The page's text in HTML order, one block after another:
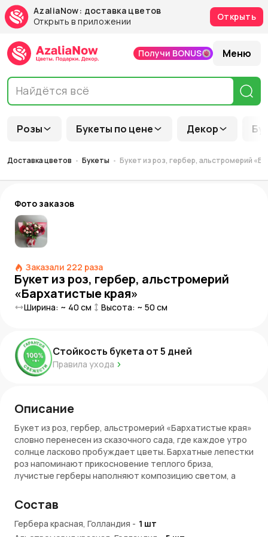
AzaliaNow: доставка цветов
Открыть в приложении
Открыть
Розы Букеты по цене Декор
Получи BONUS Меню
Доставка цветов Букеты Букет из роз, гербер, альстромерий
Фото заказов
Заказали 222 раза
Букет из роз, гербер, альстромерий
«Бархатистые края»
Ширина: ~ 40 см Высота: ~ 50 см
Стойкость букета от5 дней
Правила ухода
Описание
Букет из роз, гербер, альстромерий «Бархатистые края»
словно перенесен из сказочного сада, где каждое утро
солнце ласково пробуждает цветы. Бархатные лепестки
роз напоминают прикосновение теплого бриза,
лучистые герберы наполняют композицию светом, а
Этот букет словно отражение золотого заката —
теплый, чарующий и наполненный магией природы.
Преимущества букета
Состав
Гербера красная, Голландия - 1 шт